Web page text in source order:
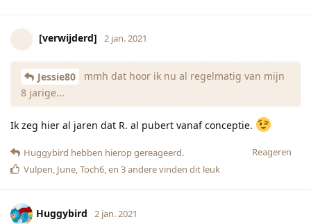
[verwijderd] 2 jan. 2021
Jessie80
mmh dat hoor ik nu al regelmatig van mijn
8 jarige...
Ik zeg hier al jaren dat R. al pubert vanaf conceptie.
Reageren
Huggybird hebben hierop gereageerd.
Vulpen, June,Toch6, en 3anderevinden dit leuk
Huggybird 2 jan. 2021